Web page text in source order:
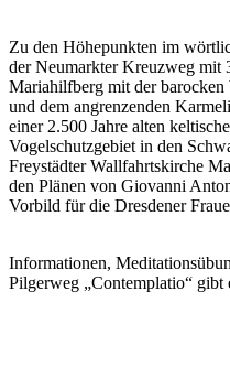
Zu den Höhepunkten im
der Neumarkter Kreuzweg mit
Mariahilfberg mit der
und dem angrenzenden
einer 2.500 Jahre alten
Vogelschutzgebiet in den
Freystädter Wallfahrtskirche
den Plänen von Giovanni
Vorbild für die Dresdener
Informationen,
Pilgerweg „Contemplatio“ gibt